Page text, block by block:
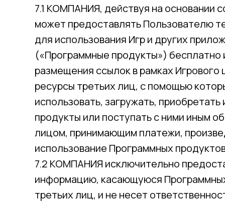
7.1 КОМПАНИЯ, действуя на основании
может предоставлять Пользователю
для использования Игр и других
(«Программные продукты») бесплатно
размещения ссылок в рамках
ресурсы третьих лиц, с помощью
использовать, загружать,
продукты или поступать с ними иным
лицом, принимающим платежи,
использование Программных
7.2 КОМПАНИЯ исключительно
информацию, касающуюся
третьих лиц, и не несет